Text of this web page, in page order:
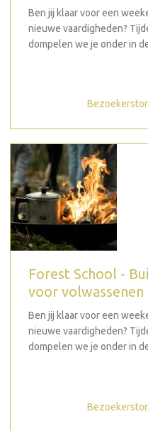
Ben jij klaar voor een
nieuwe vaardigheden?
dompelen we je onder in
Forest School -
voor volwassenen
Ben jij klaar voor een
nieuwe vaardigheden?
dompelen we je onder in